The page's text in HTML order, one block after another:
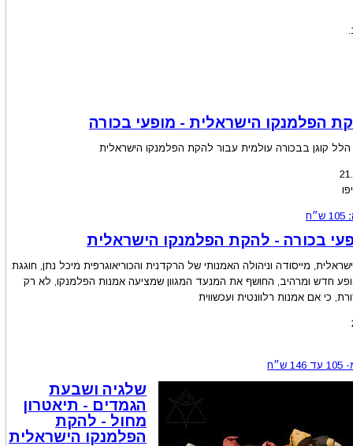
קוגן בבכורה עולמית עבור להקת הפלמנקו הישראלית
105 ש״ח
בכורה - להקת הפלמנקו הישראלית
מייסודה וניהולה האמנותי של הרקדנית והכוריאוגרפית מיכל נתן, חוגגת
חדש ומרהיב, החושף את המנעד המגוון שמציעה אמנות הפלמנקו, לא רק
כי אם אמנות רלוונטית ועכשווית
105 עד 146 ש״ח
שלגיה ושבעת
הגמדים - תיאטרון
מחול - להקת
הפלמנקו הישראלית